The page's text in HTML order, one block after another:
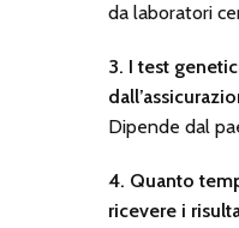
da laboratori
3. I test
Dipende dal
4. Quanto
ricevere i